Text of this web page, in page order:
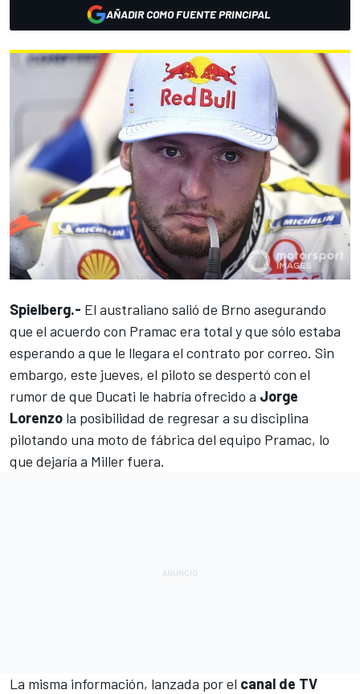
AÑADIR COMO FUENTE PRINCIPAL
Spielberg.- El australiano salió de Brno asegurando
que el acuerdo con Pramac era total y que sólo estaba
esperando a que le llegara el contrato por correo. Sin
embargo, este jueves, el piloto se despertó con el
rumor de que Ducati le habría ofrecido a Jorge
Lorenzo la posibilidad de regresar a su disciplina
pilotando una moto de fábrica del equipo Pramac, lo
que dejaría a Miller fuera.
La misma información, lanzada por el canal de TV